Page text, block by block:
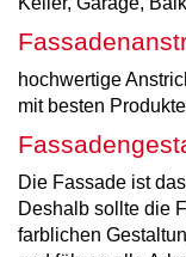
hochwertige
mit besten
Die Fassade ist
Deshalb sollte die
farblichen